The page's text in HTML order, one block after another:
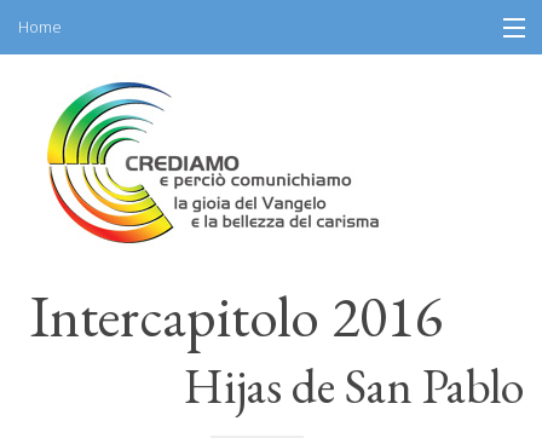
content
Home
Información
Programa
Participantes
Recursos
Intercapitolo 2016
Hijas de San Pablo